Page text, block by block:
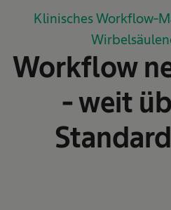
Klinisches Workflow-
Workflow
- weit